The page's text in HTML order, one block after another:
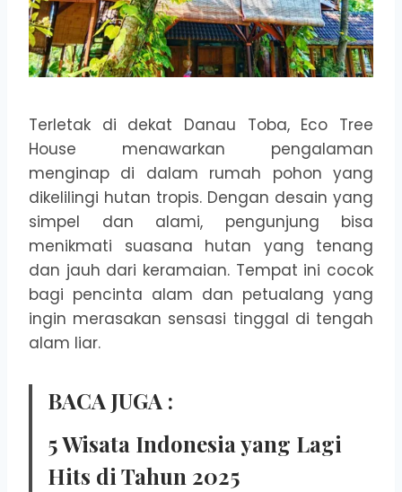
Terletak di dekat Danau Toba, Eco Tree
House menawarkan pengalaman
menginap di dalam rumah pohon yang
dikelilingi hutan tropis. Dengan desain yang
simpel dan alami, pengunjung bisa
menikmati suasana hutan yang tenang
dan jauh dari keramaian. Tempat ini cocok
bagi pencinta alam dan petualang yang
ingin merasakan sensasi tinggal di tengah
alam liar.
BACA JUGA :
5 Wisata Indonesia yang Lagi
Hits di Tahun 2025